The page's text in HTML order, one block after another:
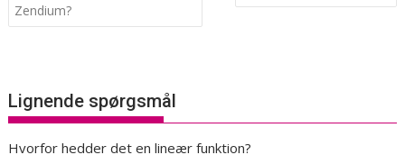
Zendium?
Lignende spørgsmål
Hvorfor hedder det en lineær funktion?